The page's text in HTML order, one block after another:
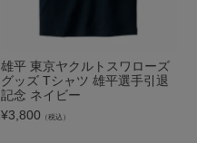
雄平 東京ヤクルトスワローズ
グッズ Tシャツ 雄平選手引退
記念 ネイビー
¥3,800 （税込）